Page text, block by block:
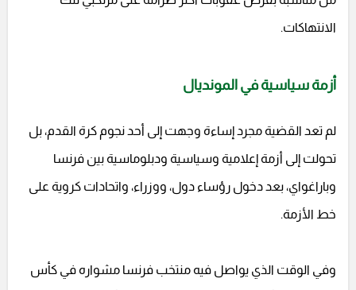
الانتهاكات.
أزمة سياسية في المونديال
لم تعد القضية مجرد إساءة وجهت إلى أحد نجوم كرة القدم، بل
تحولت إلى أزمة إعلامية وسياسية ودبلوماسية بين فرنسا
وباراغواي، بعد دخول رؤساء دول، ووزراء، واتحادات كروية على
خط الأزمة.
وفي الوقت الذي يواصل فيه منتخب فرنسا مشواره في كأس